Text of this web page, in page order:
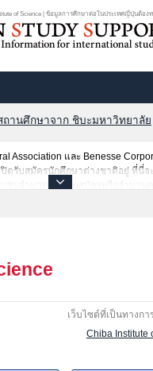
of Science | ข้อมูลการศึกษาต่อในประเทศญี่ปุ่นต้อง
ถานศึกษาจาก ชิบะมหาวิทยาลัย
Association และ Benesse
บสมัครนักศึกษาต่างชาติอยู่ ที่นี่จ
นจำนวนคนที่รับสมัครหรือจำนวน
เว็บไซต์ที่เป็นทางกา
Chiba